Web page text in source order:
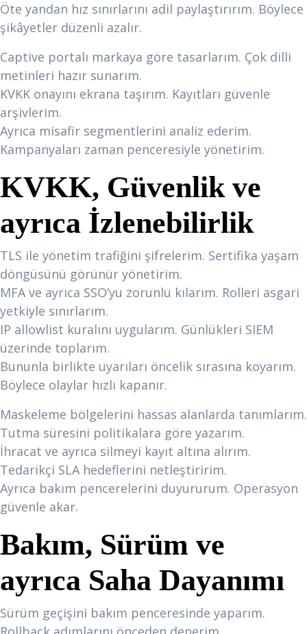
Öte yandan hız sınırlarını adil paylaştırırım. Böylece
şikâyetler düzenli azalır.
Captive portalı markaya göre tasarlarım. Çok dilli
metinleri hazır sunarım.
KVKK onayını ekrana taşırım. Kayıtları güvenle
arşivlerim.
Ayrıca misafir segmentlerini analiz ederim.
Kampanyaları zaman penceresiyle yönetirim.
KVKK, Güvenlik ve
ayrıca İzlenebilirlik
TLS ile yönetim trafiğini şifrelerim. Sertifika yaşam
döngüsünü görünür yönetirim.
MFA ve ayrıca SSO’yu zorunlu kılarım. Rolleri asgari
yetkiyle sınırlarım.
IP allowlist kuralını uygularım. Günlükleri SIEM
üzerinde toplarım.
Bununla birlikte uyarıları öncelik sırasına koyarım.
Böylece olaylar hızlı kapanır.
Maskeleme bölgelerini hassas alanlarda tanımlarım.
Tutma süresini politikalara göre yazarım.
İhracat ve ayrıca silmeyi kayıt altına alırım.
Tedarikçi SLA hedeflerini netleştiririm.
Ayrıca bakım pencerelerini duyururum. Operasyon
güvenle akar.
Bakım, Sürüm ve
ayrıca Saha Dayanımı
Sürüm geçişini bakım penceresinde yaparım.